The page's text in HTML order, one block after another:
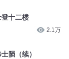
十二楼
2.1万
陨（续）